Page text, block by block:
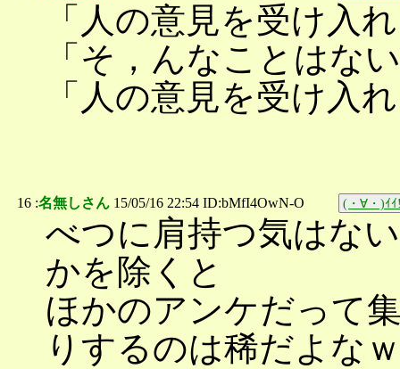
「人の意見を受け入
「そ，んなことはな
「人の意見を受け入
16 :名無しさん 15/05/16 22:54 ID:bMfI4OwN-O (・∀・)ｲ
べつに肩持つ気はな
かを除くと
ほかのアンケだって
りするのは稀だよなｗ